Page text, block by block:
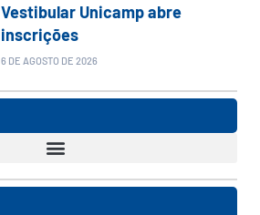
Vestibular Unicamp abre
inscrições
6 DE AGOSTO DE 2026